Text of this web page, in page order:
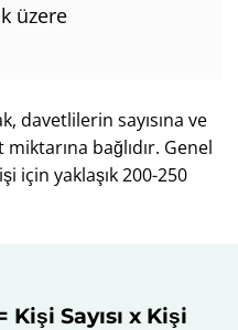
üzere
davetlilerin sayısına ve
bağlıdır. Genel
için yaklaşık 200-250
Sayısı x Kişi